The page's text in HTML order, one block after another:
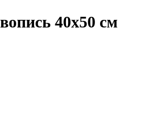
40х50 см